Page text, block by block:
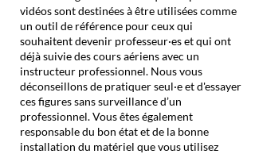
vidéos sont destinées à être utilisées comme
un outil de référence pour ceux qui
souhaitent devenir professeur·es et qui ont
déjà suivie des cours aériens avec un
instructeur professionnel. Nous vous
déconseillons de pratiquer seul·e et d'essayer
ces figures sans surveillance d’un
professionnel. Vous êtes également
responsable du bon état et de la bonne
installation du matériel que vous utilisez